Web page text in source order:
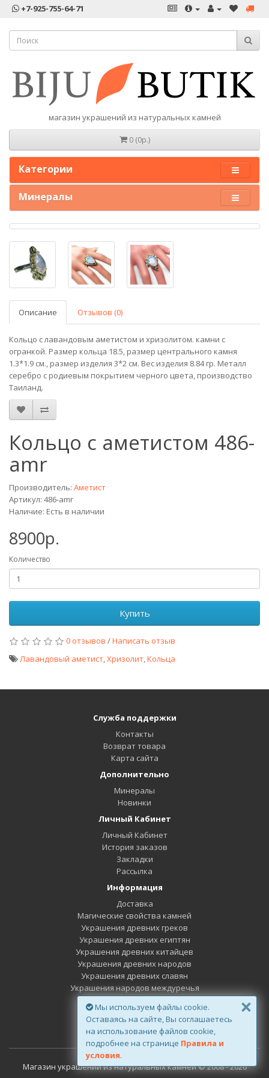
+7-925-755-64-71
магазин украшений из натуральных камней
0 (0р.)
Категории
Минералы
Описание Отзывов (0)
Кольцо с лавандовым аметистом и хризолитом. камни с
огранкой. Размер кольца 18.5, размер центрального камня
1.3*1.9 см., размер изделия 3*2 см. Вес изделия 8.84 гр. Металл
серебро с родиевым покрытием черного цвета, производство
Таиланд.
Кольцо с аметистом 486-
amr
Производитель: Аметист
Артикул: 486-amr
Наличие: Есть в наличии
8900р.
Количество
Купить
0 отзывов /Написать отзыв
Лавандовый аметист,Хризолит,Кольца
Служба поддержки
Контакты
Возврат товара
Карта сайта
Дополнительно
Минералы
Новинки
Личный Кабинет
Личный Кабинет
История заказов
Закладки
Рассылка
Информация
Доставка
Магические свойства камней
Украшения древних греков
Украшения древних египтян
Украшения древних китайцев
Украшения древних народов
Украшения древних славян
Украшения народов междуречья
Минералы дней недели
Минералы Зодиака
Минералы планет
Магазин украшений из натуральных камней © 2008 - 2026
Мы используем файлы cookie.
Оставаясь на сайте, Вы соглашаетесь
на использование файлов cookie,
подробнее на странице Правила и
условия.
×